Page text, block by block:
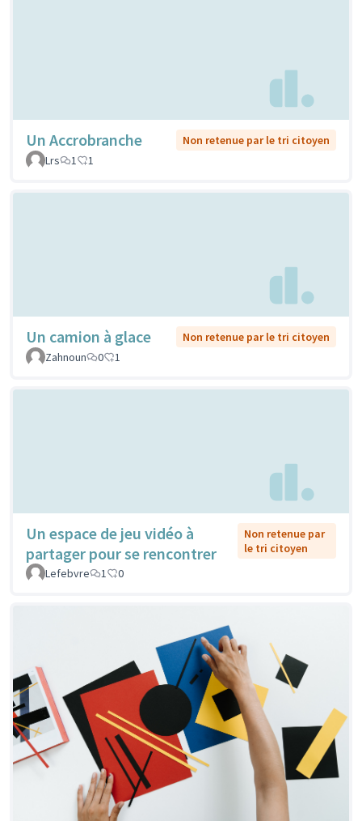
Un Accrobranche
Non retenue par le tri citoyen
Lrs
1 1
Un camion à glace
Non retenue par le tri citoyen
Zahnoun
0 1
Un espace de jeu vidéo à
partager pour se rencontrer
Non retenue par
le tri citoyen
Lefebvre
1 0